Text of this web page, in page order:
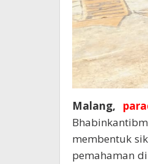
Malang,
membentuk
pemahaman